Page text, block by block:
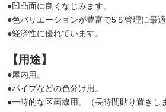
●凹凸面に良くなじみます。
●色バリエーションが豊富で5Ｓ管理に最適
●経済性に優れています。
【用途】
●屋内用。
●パイプなどの色分け用。
●一時的な区画線用。（長時間貼り置きし